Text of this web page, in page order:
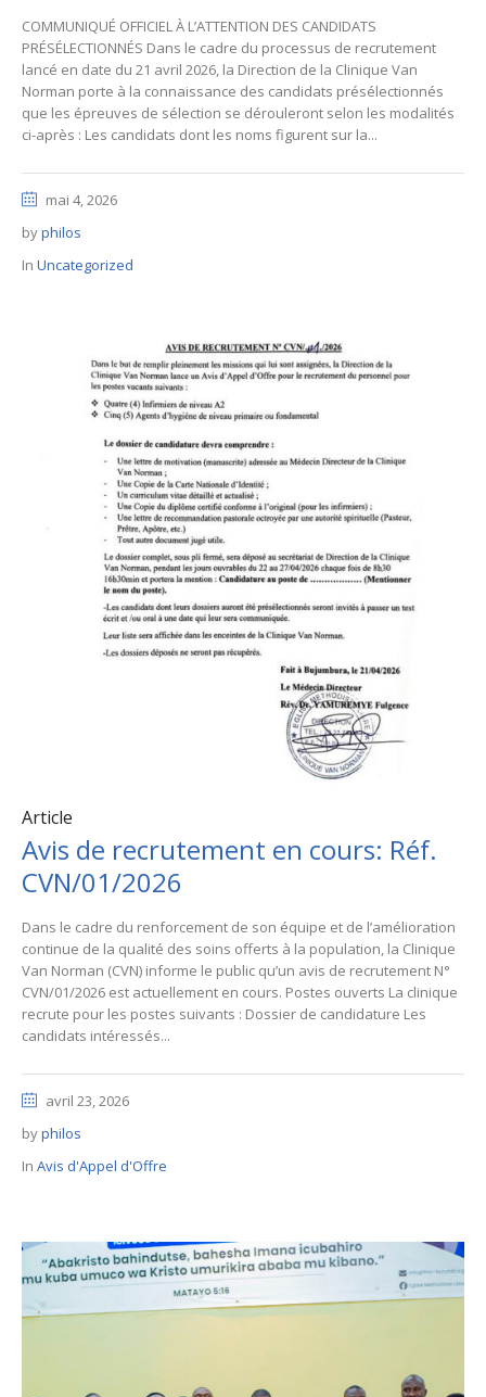
COMMUNIQUÉ OFFICIEL À L’ATTENTION DES CANDIDATS
PRÉSÉLECTIONNÉS Dans le cadre du processus de recrutement
lancé en date du 21 avril 2026, la Direction de la Clinique Van
Norman porte à la connaissance des candidats présélectionnés
que les épreuves de sélection se dérouleront selon les modalités
ci-après : Les candidats dont les noms figurent sur la...
mai 4, 2026
byphilos
In Uncategorized
Article
Avis de recrutement en cours: Réf.
CVN/01/2026
Dans le cadre du renforcement de son équipe et de l’amélioration
continue de la qualité des soins offerts à la population, la Clinique
Van Norman (CVN) informe le public qu’un avis de recrutement N°
CVN/01/2026 est actuellement en cours. Postes ouverts La clinique
recrute pour les postes suivants : Dossier de candidature Les
candidats intéressés...
avril 23, 2026
byphilos
In Avis d'Appel d'Offre